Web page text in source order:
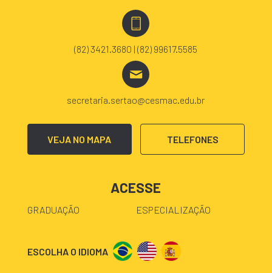
(82) 3421.3680 | (82) 99617.5585
secretaria.sertao@cesmac.edu.br
VEJA NO MAPA TELEFONES
ACESSE
GRADUAÇÃO ESPECIALIZAÇÃO
ESCOLHA O IDIOMA